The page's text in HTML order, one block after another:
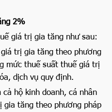
2%
giá trị gia tăng như sau:
trị gia tăng theo phương
mức thuế suất thuế giá trị
dịch vụ quy định.
hộ kinh doanh, cá nhân
tăng theo phương pháp